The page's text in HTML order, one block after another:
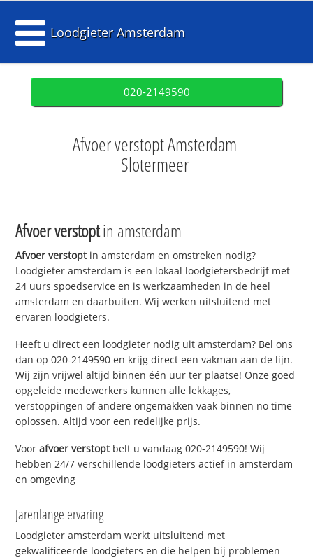
Loodgieter Amsterdam
020-2149590
Afvoer verstopt Amsterdam
Slotermeer
Afvoer verstoptin amsterdam
Afvoer verstoptin amsterdam en omstreken nodig?
Loodgieter amsterdam is een lokaal loodgietersbedrijf met
24 uurs spoedservice en is werkzaamheden in de heel
amsterdam en daarbuiten. Wij werken uitsluitend met
ervaren loodgieters.
Heeft u direct een loodgieter nodig uit amsterdam? Bel ons
dan op 020-2149590 en krijg direct een vakman aan de lijn.
Wij zijn vrijwel altijd binnen één uur ter plaatse! Onze goed
opgeleide medewerkers kunnen alle lekkages,
verstoppingen of andere ongemakken vaak binnen no time
oplossen. Altijd voor een redelijke prijs.
Voorafvoer verstoptbelt u vandaag 020-2149590! Wij
hebben 24/7 verschillende loodgieters actief in amsterdam
en omgeving
Jarenlange ervaring
Loodgieter amsterdam werkt uitsluitend met
gekwalificeerde loodgieters en die helpen bij problemen